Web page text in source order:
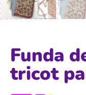
Funda
tricot